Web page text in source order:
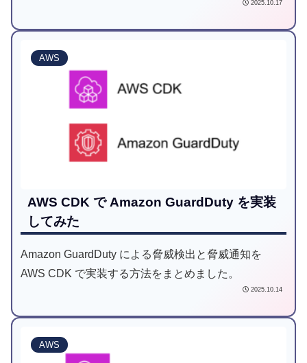
2025.10.17
AWS
AWS CDK で Amazon GuardDuty を実装
してみた
Amazon GuardDuty による脅威検出と脅威通知を
AWS CDK で実装する方法をまとめました。
2025.10.14
AWS